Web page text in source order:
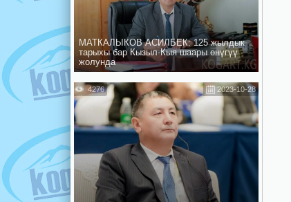
МАТКАЛЫКОВ АСИЛБЕК: 125 жылдык
тарыхы бар Кызыл-Кыя шаары өнүгүү
жолунда
2023-10-28
4276